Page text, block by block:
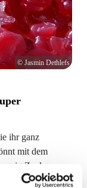
© Jasmin Dethlefs
ihr ganz
mit dem
Zucker